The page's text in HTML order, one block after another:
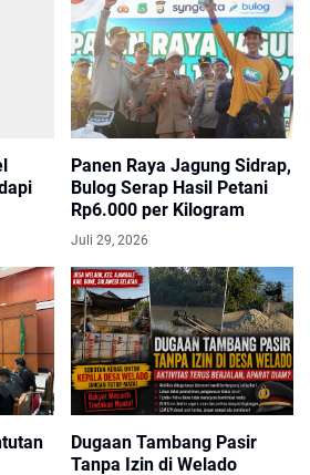
Panen Raya Jagung Sidrap,
Bulog Serap Hasil Petani
Rp6.000 per Kilogram
Juli 29, 2026
Dugaan Tambang Pasir
Tanpa Izin di Welado